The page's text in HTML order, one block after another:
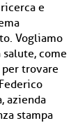
e
Vogliamo
come
trovare
azienda
stampa